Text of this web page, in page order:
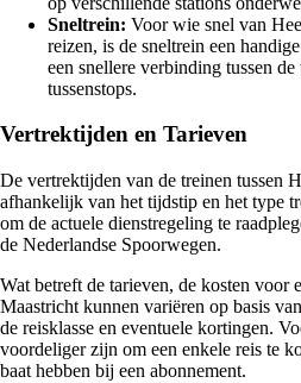
Sneltrein: Voor wie snel van
reizen, is de sneltrein een
een snellere verbinding tussen
tussenstops.
Vertrektijden en Tarieven
De vertrektijden van de treinen tussen
afhankelijk van het tijdstip en het type
om de actuele dienstregeling te
de Nederlandse Spoorwegen.
Wat betreft de tarieven, de kosten voor
Maastricht kunnen variëren op basis
de reisklasse en eventuele kortingen.
voordeliger zijn om een enkele reis te
baat hebben bij een abonnement.